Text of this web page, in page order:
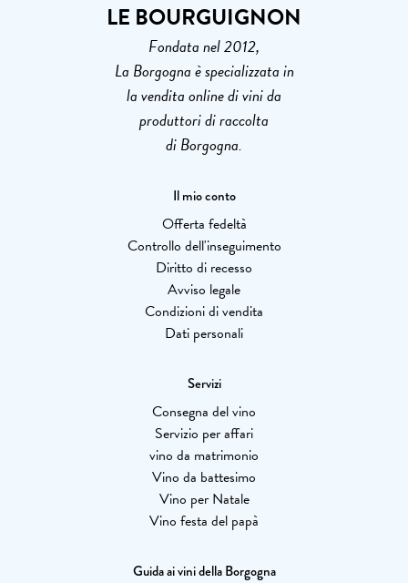
LE BOURGUIGNON
Fondata nel 2012,
La Borgogna è specializzata in
la vendita online di vini da
produttori di raccolta
di Borgogna.
Il mio conto
Offerta fedeltà
Controllo dell'inseguimento
Diritto di recesso
Avviso legale
Condizioni di vendita
Dati personali
Servizi
Consegna del vino
Servizio per affari
vino da matrimonio
Vino da battesimo
Vino per Natale
Vino festa del papà
Guida ai vini della Borgogna